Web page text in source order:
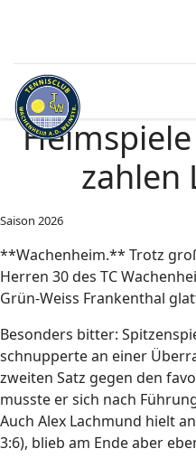
zahlen
Saison 2026
**Wachenheim.** Trotz
Herren 30 des TC
Grün-Weiss Frankenthal
Besonders bitter:
schnupperte an einer
zweiten Satz gegen den
musste er sich nach
Auch Alex Lachmund hielt
3:6), blieb am Ende aber